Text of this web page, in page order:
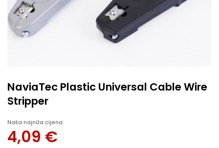
NaviaTec Plastic Universal Cable Wire
Stripper
Naša najniža cijena:
4,09 €